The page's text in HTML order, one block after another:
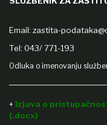
Email: zastita-
Tel: 043/ 771-193
Odluka o imenovanju
+ Izjava o
(.docx)